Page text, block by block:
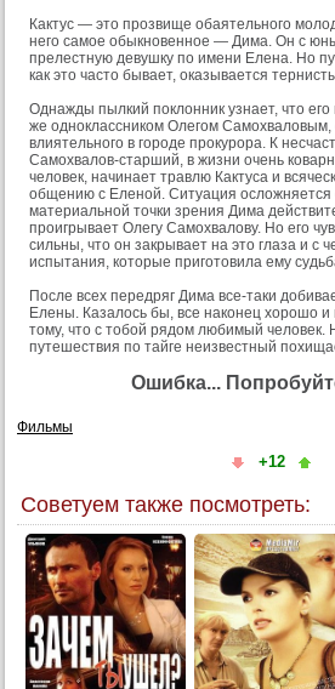
Кактус — это прозвище обаятельного
него самое обыкновенное — Дима. Он с
прелестную девушку по имени Елена. Но
как это часто бывает, оказывается
Однажды пылкий поклонник узнает, что его
же одноклассником Олегом Самохваловым,
влиятельного в городе прокурора. К
Самохвалов-старший, в жизни очень
человек, начинает травлю Кактуса и
общению с Еленой. Ситуация осложняется
материальной точки зрения Дима
проигрывает Олегу Самохвалову. Но его
сильны, что он закрывает на это глаза и с
испытания, которые приготовила ему
После всех передряг Дима все-таки
Елены. Казалось бы, все наконец хорошо
тому, что с тобой рядом любимый человек.
путешествия по тайге неизвестный
Ошибка...
Фильмы
+12
Советуем также посмотреть: